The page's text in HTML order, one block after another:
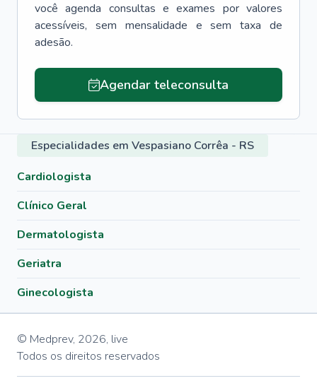
você agenda consultas e exames por valores
acessíveis, sem mensalidade e sem taxa de
adesão.
Agendar teleconsulta
Especialidades em Vespasiano Corrêa - RS
Cardiologista
Clínico Geral
Dermatologista
Geriatra
Ginecologista
© Medprev, 2026, live
Todos os direitos reservados